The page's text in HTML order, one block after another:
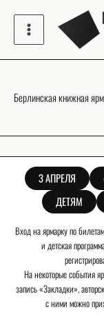
content Main
Берлинская книжная
3 АПРЕЛЯ
ДЕТЯМ
Вход на ярмарку по
и детская
На некоторые события
запись «Закладки»,
с ними можно